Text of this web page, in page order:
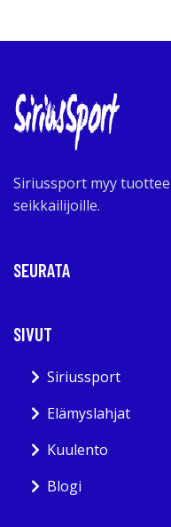
Siriussport myy
seikkailijoille.
SEURATA
SIVUT
Siriussport
Elämyslahjat
Kuulento
Blogi